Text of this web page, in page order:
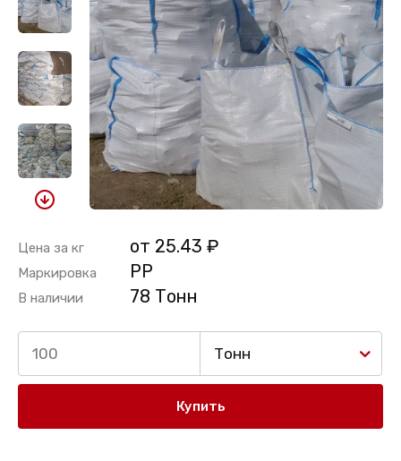
Цена за кг от 25.43 ₽
Маркировка PP
В наличии 78 Тонн
Тонн
Купить